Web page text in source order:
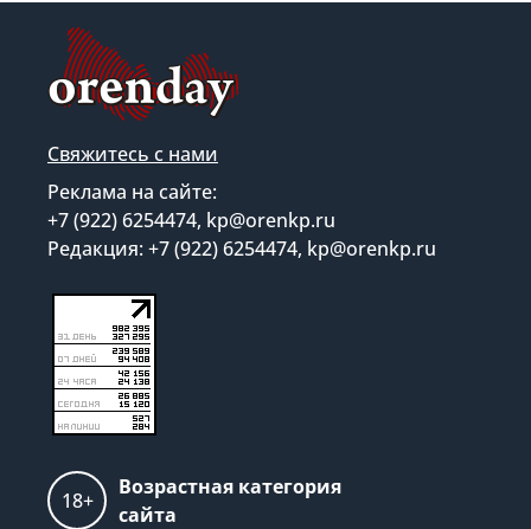
Свяжитесь с нами
Реклама на сайте:
+7 (922) 6254474, kp@orenkp.ru
Редакция: +7 (922) 6254474, kp@orenkp.ru
18+
Возрастная категория
сайта